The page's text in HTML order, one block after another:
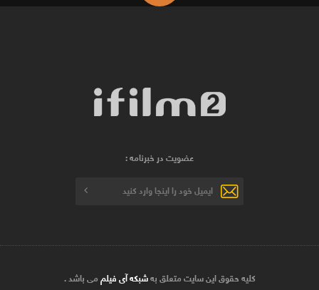
عضویت در خبرنامه :
کلیه حقوق این سایت متعلق بهشبکه آی فیلممی باشد .